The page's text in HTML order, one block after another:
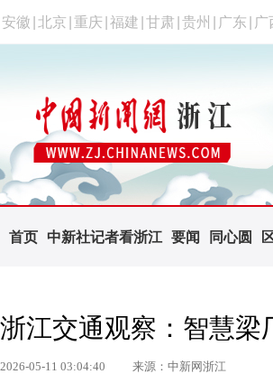
安徽 北京 重庆 福建 甘肃 贵州 广东 广
首页 中新社记者看浙江 要闻 同心圆
浙江交通观察：智慧梁
2026-05-11 03:04:40 来源：中新网浙江